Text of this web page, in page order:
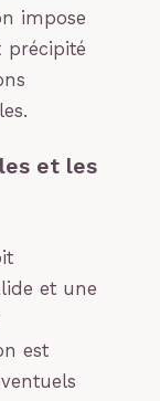
impose
précipité
et les
et une
est